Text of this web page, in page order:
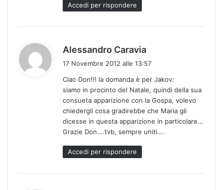
Accedi per rispondere
Alessandro Caravia
e
t
t
17 Novembre 2012 alle 13:57
Ciao Don!!! la domanda è per Jakov:
siamo in procinto del Natale, quindi della sua
consueta apparizione con la Gospa, volevo
chiedergli cosa gradirebbe che Maria gli
dicesse in questa apparizione in particolare…
Grazie Don….tvb, sempre uniti….
Accedi per rispondere